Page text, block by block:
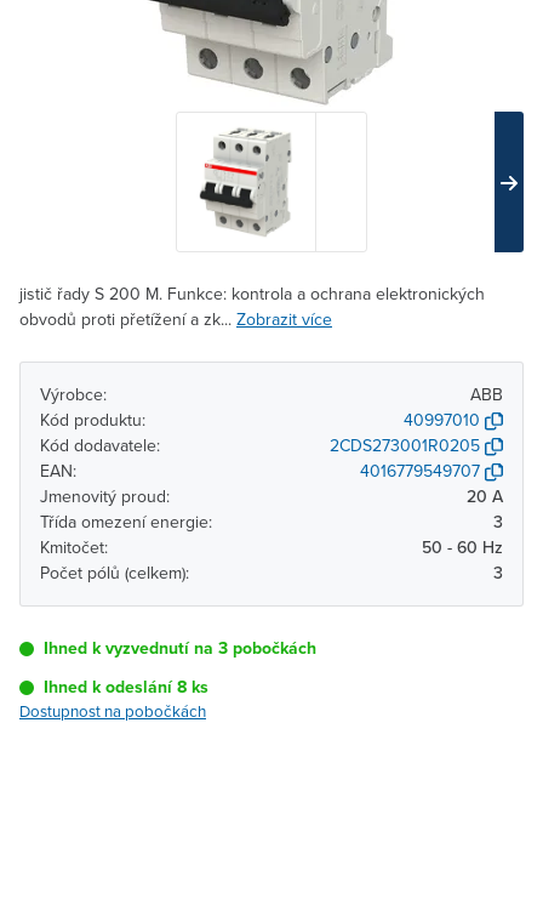
jistič řady S 200 M. Funkce: kontrola a ochrana elektronických
obvodů proti přetížení a zk... Zobrazit více
Výrobce:
ABB
Kód produktu:
40997010
Kód dodavatele:
2CDS273001R0205
EAN:
4016779549707
Jmenovitý proud:
20 A
Třída omezení energie:
3
Kmitočet:
50 - 60 Hz
Počet pólů (celkem):
3
Ihned k vyzvednutí na 3 pobočkách
Ihned k odeslání 8 ks
Dostupnost na pobočkách